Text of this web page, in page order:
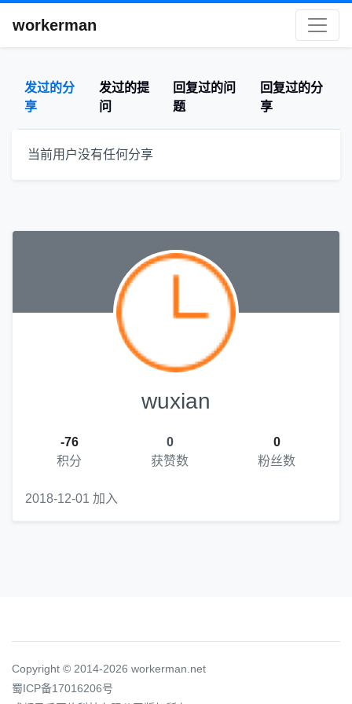
workerman
发过的分
享
发过的提
问
回复过的问
题
回复过的分
享
当前用户没有任何分享
wuxian
-76
积分
0
获赞数
0
粉丝数
2018-12-01 加入
Copyright © 2014-2026 workerman.net
蜀ICP备17016206号